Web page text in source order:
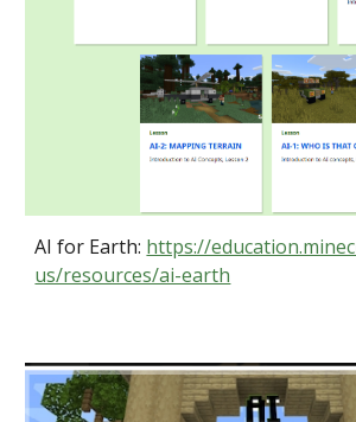
AI for Earth: https://
us/resources/ai-earth